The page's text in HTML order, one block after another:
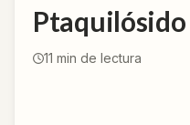
Ptaquilósido
11 min de lectura